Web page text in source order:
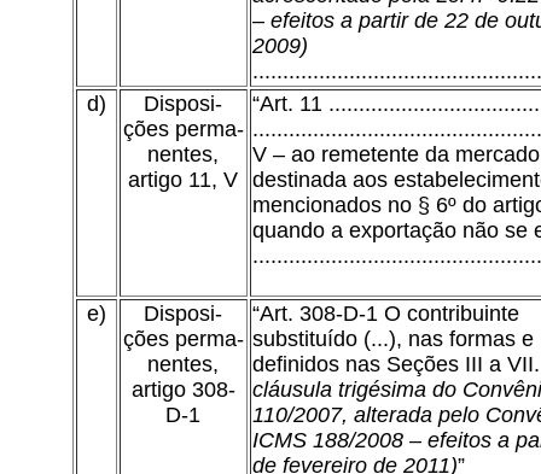
– efeitos a partir de 22 de
2009)
d)
Disposi-
ções perma-
nentes,
artigo 11, V
“Art. 11
V – ao remetente da
destinada aos
mencionados no § 6º do
quando a exportação não se
e)
Disposi-
ções perma-
nentes,
artigo 308-
D-1
“Art. 308-D-1 O contribuinte
substituído (...), nas formas e
definidos nas Seções III a
cláusula trigésima do
110/2007, alterada pelo
ICMS 188/2008 – efeitos a
de fevereiro de 2011)”